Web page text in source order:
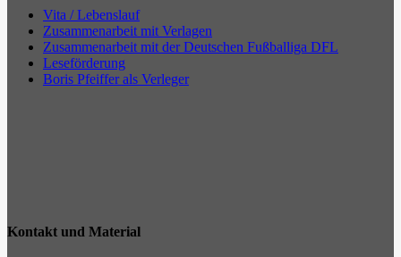
Vita / Lebenslauf
Zusammenarbeit mit Verlagen
Zusammenarbeit mit der Deutschen Fußballiga DFL
Leseförderung
Boris Pfeiffer als Verleger
Kontakt und Material